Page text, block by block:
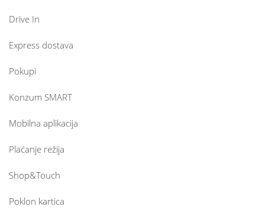
Drive In
Express dostava
Pokupi
Konzum SMART
Mobilna aplikacija
Plaćanje režija
Shop&Touch
Poklon kartica